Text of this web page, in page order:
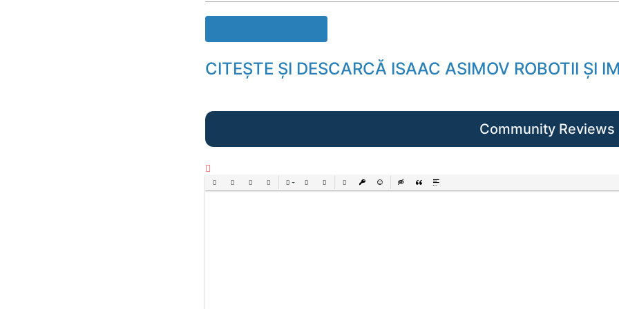
CITEȘTE ȘI DESCARCĂ ISAAC ASIMOV ROBOTII ŞI
Community Reviews
Bold Italic UnderlineStrikethrough
AlignOrdered List
Unordered List
Insert LinkInsert protected link
EmoticonsInsert hidden text
Insert Quote
Insert spoiler